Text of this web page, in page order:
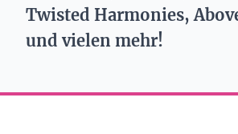
Twisted Harmonies,
und vielen mehr!